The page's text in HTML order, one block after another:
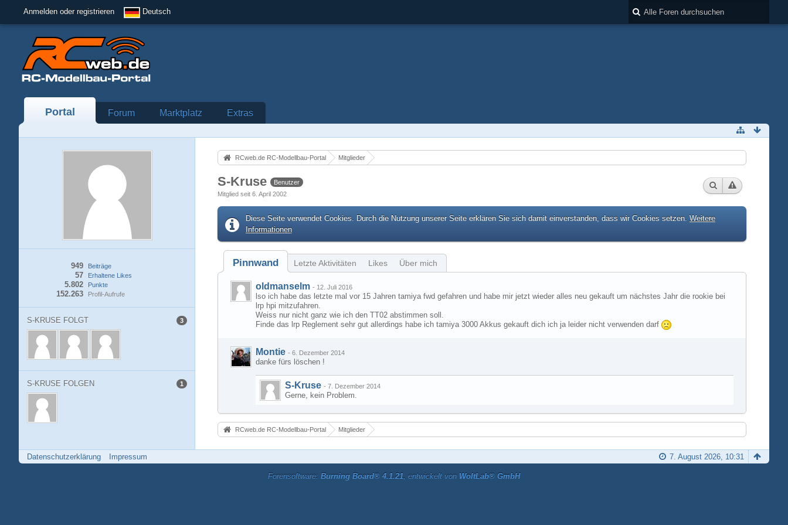
Anmelden oder registrieren Deutsch
Portal Forum Marktplatz Extras
Beiträge
949
Erhaltene Likes
57
Punkte
5.802
Profil-Aufrufe
152.263
S-KRUSE FOLGT 3
S-KRUSE FOLGEN 1
RCweb.de RC-Modellbau-Portal Mitglieder
S-Kruse
Benutzer
Mitglied seit 6. April 2002
Diese Seite verwendet Cookies. Durch die Nutzung unserer Seite erklären Sie sich damit einverstanden, dass wir Cookies setzen. Weitere
Informationen
Pinnwand Letzte Aktivitäten Likes Über mich
oldmanselm - 12. Juli 2016
lso ich habe das letzte mal vor 15 Jahren tamiya fwd gefahren und habe mir jetzt wieder alles neu gekauft um nächstes Jahr die rookie bei
lrp hpi mitzufahren.
Weiss nur nicht ganz wie ich den TT02 abstimmen soll.
Finde das lrp Reglement sehr gut allerdings habe ich tamiya 3000 Akkus gekauft dich ich ja leider nicht verwenden darf
Montie - 6. Dezember 2014
danke fürs löschen !
S-Kruse - 7. Dezember 2014
Gerne, kein Problem.
RCweb.de RC-Modellbau-Portal Mitglieder
Datenschutzerklärung Impressum 7. August 2026, 10:31
Forensoftware: Burning Board® 4.1.21, entwickelt von WoltLab® GmbH